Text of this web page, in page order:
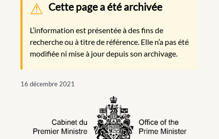
Message d'avertissement
Cette page a été archivée
L’information est présentée à des fins de
recherche ou à titre de référence. Elle n’a pas été
modifiée ni mise à jour depuis son archivage.
16 décembre 2021